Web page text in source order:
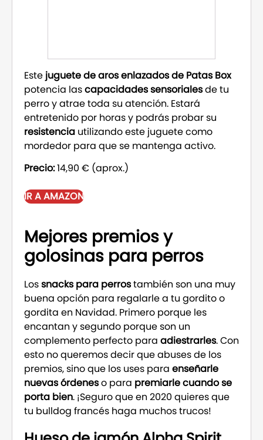
Este juguete de aros enlazados de Patas Box
potencia lascapacidades sensorialesde tu
perro y atrae toda su atención. Estará
entretenido por horas y podrás probar su
resistencia utilizando este juguete como
mordedor para que se mantenga activo.
Precio:14,90 € (aprox.)
IR A AMAZON
Mejores premios y
golosinas para perros
Lossnacks para perrostambién son una muy
buena opción para regalarle a tu gordito o
gordita en Navidad. Primero porque les
encantan y segundo porque son un
complemento perfecto para adiestrarles. Con
esto no queremos decir que abuses de los
premios, sino que los uses para enseñarle
nuevas órdeneso para premiarle cuando se
porta bien. ¡Seguro que en 2020 quieres que
tu bulldog francés haga muchos trucos!